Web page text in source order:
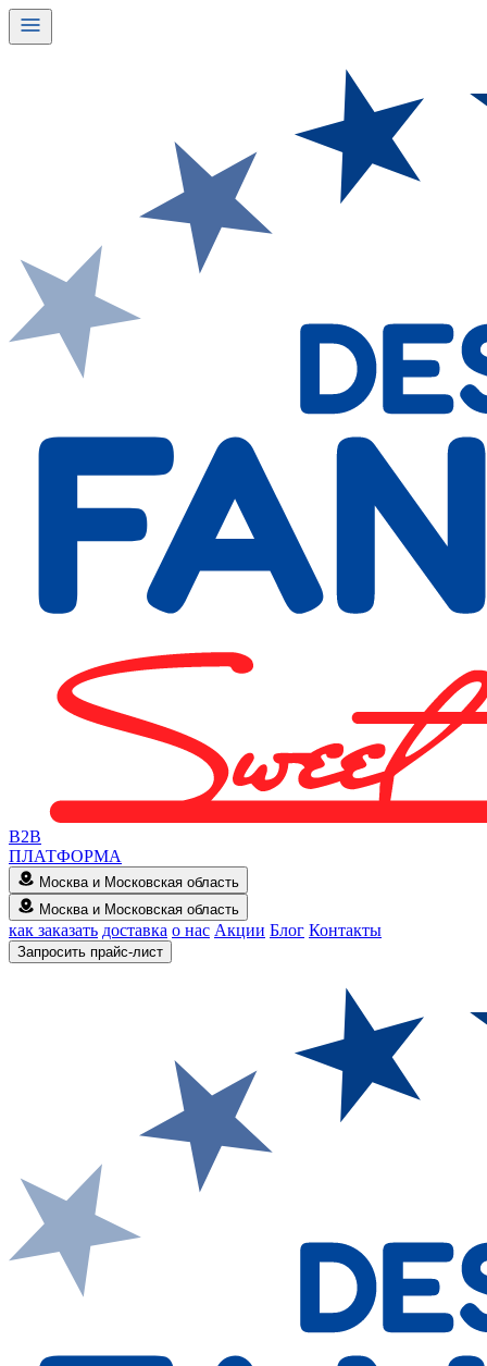
B2B
ПЛАТФОРМА
Москва и Московская область
Москва и Московская область
как заказать доставка о нас Акции Блог Контакты
Запросить прайс-лист